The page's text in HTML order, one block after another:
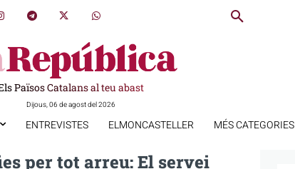
Països Catalans al teu abast
Dijous, 06 de agost del 2026
ENTREVISTES ELMONCASTELLER MÉS CATEGORIES
per tot arreu: El servei